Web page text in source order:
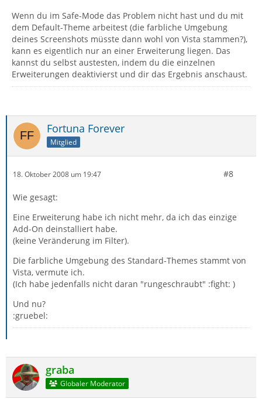
Wenn du im Safe-Mode das Problem nicht hast und du mit
dem Default-Theme arbeitest (die farbliche Umgebung
deines Screenshots müsste dann wohl von Vista stammen?),
kann es eigentlich nur an einer Erweiterung liegen. Das
kannst du selbst austesten, indem du die einzelnen
Erweiterungen deaktivierst und dir das Ergebnis anschaust.
Fortuna Forever
Mitglied
18. Oktober 2008 um 19:47 #8
Wie gesagt:
Eine Erweiterung habe ich nicht mehr, da ich das einzige
Add-On deinstalliert habe.
(keine Veränderung im Filter).
Die farbliche Umgebung des Standard-Themes stammt von
Vista, vermute ich.
(Ich habe jedenfalls nicht daran "rungeschraubt" :fight: )
Und nu?
:gruebel:
graba
Globaler Moderator